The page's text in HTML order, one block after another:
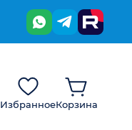
ИзбранноеКорзина